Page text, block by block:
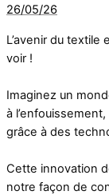
26/05/26
L’avenir du
voir !
Imaginez un
à
grâce à des
Cette innovation
notre façon de